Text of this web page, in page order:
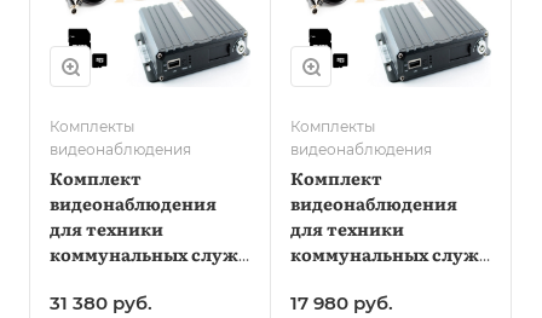
Комплекты
видеонаблюдения
Комплект
видеонаблюдения
для техники
коммунальных служб
31 380 руб.
Комплекты
видеонаблюдения
Комплект
видеонаблюдения
для техники
коммунальных служб
17 980 руб.